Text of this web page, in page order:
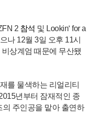
2 참석 및 Lookin‘ for a
나 12월 3일 오후 11시
상계엄 때문에 무산됐
를 물색하는 리얼리티
년부터 잠재적인 종
주인공을 맡아 출연하